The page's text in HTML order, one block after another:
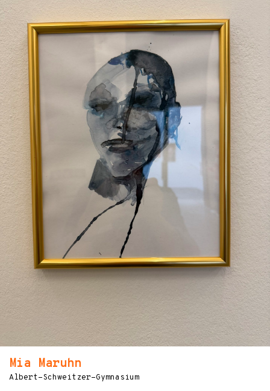
Mia Maruhn
Albert-Schweitzer-Gymnasium